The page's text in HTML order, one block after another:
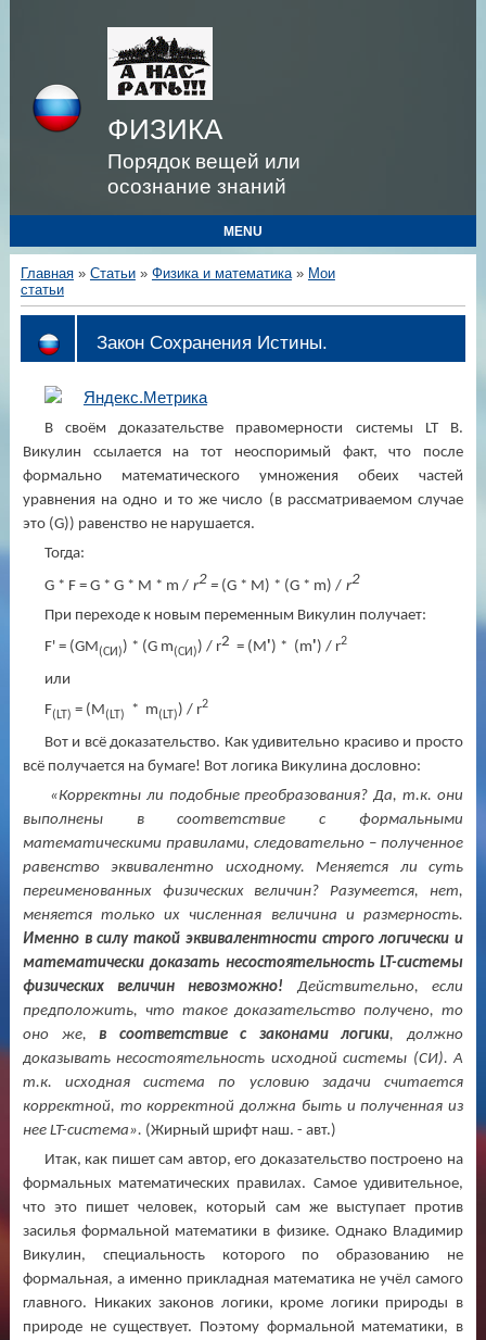
ФИЗИКА
Порядок вещей или
осознание знаний
MENU
Главная» Статьи» Физика и математика» Мои
статьи
Закон Сохранения Истины.
В своём доказательстве правомерности системы LTВ.
Викулин ссылается на тот неоспоримый факт, что после
формально математического умножения обеих частей
уравнения на одно и то же число (в рассматриваемом случае
это (G)) равенство не нарушается.
Тогда:
G* F= G* G* M * m / r2 = (G* M) * (G* m) / r2
При переходе к новым переменным Викулин получает:
F' = (GM(СИ)) * (G m(СИ)) / r2 = (M') * (m') / r2
или
F(LT) = (M(LT) * m(LT)) / r2
Вот и всё доказательство. Как удивительно красиво и просто
всё получается на бумаге! Вот логика Викулина дословно:
«Корректны ли подобные преобразования? Да, т.к. они
выполнены в соответствие с формальными
математическими правилами, следовательно – полученное
равенство эквивалентно исходному. Меняется ли суть
переименованных физических величин? Разумеется, нет,
меняется только их численная величина и размерность.
Именно в силу такой эквивалентности строго логически и
математически доказать несостоятельность LT-системы
физических величин невозможно! Действительно, если
предположить, что такое доказательство получено, то
оно же,в соответствие с законами логики, должно
доказывать несостоятельность исходной системы (СИ). А
т.к. исходная система по условию задачи считается
корректной, то корректной должна быть и полученная из
нее LT-система». (Жирный шрифт наш. - авт.)
Итак, как пишет сам автор, его доказательство построено на
формальных математических правилах. Самое удивительное,
что это пишет человек, который сам же выступает против
засилья формальной математики в физике. Однако Владимир
Викулин, специальность которого по образованию не
формальная, а именно прикладная математика не учёл самого
главного. Никаких законов логики, кроме логики природы в
природе не существует. Поэтому формальной математики, в